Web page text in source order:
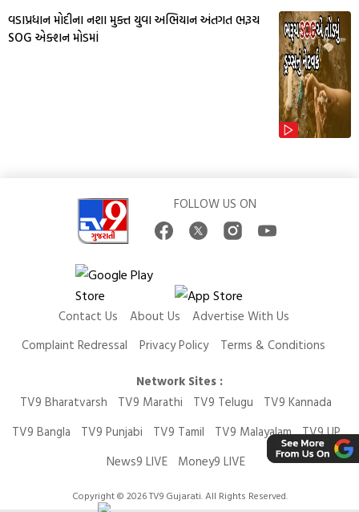
વડાપ્રધાન મોદીના નશા મુક્ત યુવા અભિયાન અંતગત ભરૂચ
SOG એક્શન મોડમાં
FOLLOW US ON
Contact Us About Us
Advertise With Us
Complaint Redressal
Privacy Policy
Terms & Conditions
Network Sites :
TV9 Bharatvarsh
TV9 Marathi TV9 Telugu
TV9 Kannada
TV9 Bangla
TV9 Punjabi TV9 Tamil TV9 Malayalam TV9 UP
News9 LIVE
Money9 LIVE
Copyright © 2026 TV9 Gujarati. All Rights Reserved.